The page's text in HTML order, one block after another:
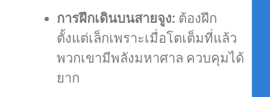
การฝึกเดินบนสายจูง: ต้องฝึก
ตั้งแต่เล็กเพราะเมื่อโตเต็มที่แล้ว
พวกเขามีพลังมหาศาล ควบคุมได้
ยาก